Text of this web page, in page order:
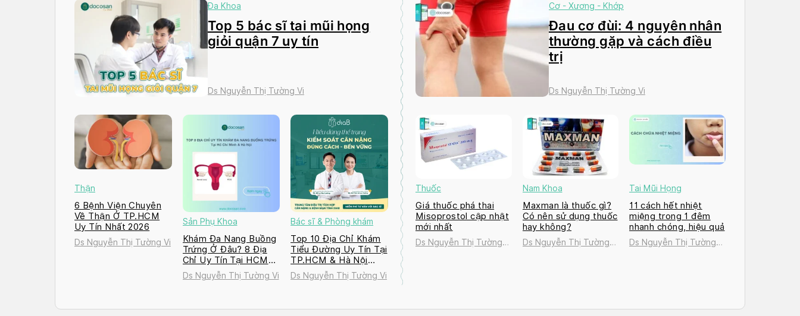
Đa Khoa
Top 5 bác sĩ tai mũi họng
giỏi quận 7 uy tín
Ds Nguyễn Thị Tường Vi
Thận
6 Bệnh Viện Chuyên
Về Thận Ở TP.HCM
Uy Tín Nhất 2026
Ds Nguyễn Thị Tường Vi
Sản Phụ Khoa
Khám Đa Nang Buồng
Trứng Ở Đâu? 8 Địa
Chỉ Uy Tín Tại HCM
và Hà Nội 2026
Ds Nguyễn Thị Tường Vi
Bác sĩ & Phòng khám
Top 10 Địa Chỉ Khám
Tiểu Đường Uy Tín Tại
TP.HCM & Hà Nội
2026
Ds Nguyễn Thị Tường Vi
Cơ - Xương - Khớp
Đau cơ đùi: 4 nguyên nhân
thường gặp và cách điều
trị
Ds Nguyễn Thị Tường Vi
Thuốc
Giá thuốc phá thai
Misoprostol cập nhật
mới nhất
Ds Nguyễn Thị Tường
Nam Khoa
Maxman là thuốc gì?
Có nên sử dụng thuốc
hay không?
Ds Nguyễn Thị Tường
Tai Mũi Họng
11 cách hết nhiệt
miệng trong 1 đêm
nhanh chóng, hiệu quả
Ds Nguyễn Thị Tường